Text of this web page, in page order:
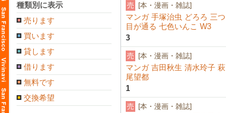
種類別に表示
売ります
買います
貸します
借ります
無料です
交換希望
売 [本・漫画・雑誌]
マンガ 手塚治虫 どろろ 三つ
目が通る 七色いんこ W3
3
売 [本・漫画・雑誌]
マンガ 吉田秋生 清水玲子 萩
尾望都
1
売 [本・漫画・雑誌]